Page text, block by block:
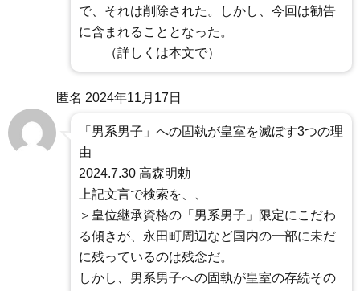
で、それは削除された。しかし、今回は勧告
に含まれることとなった。
（詳しくは本文で）
匿名 2024年11月17日
「男系男子」への固執が皇室を滅ぼす3つの理
由
2024.7.30 高森明勅
上記文言で検索を、、
＞皇位継承資格の「男系男子」限定にこだわ
る傾きが、永田町周辺など国内の一部に未だ
に残っているのは残念だ。
しかし、男系男子への固執が皇室の存続その